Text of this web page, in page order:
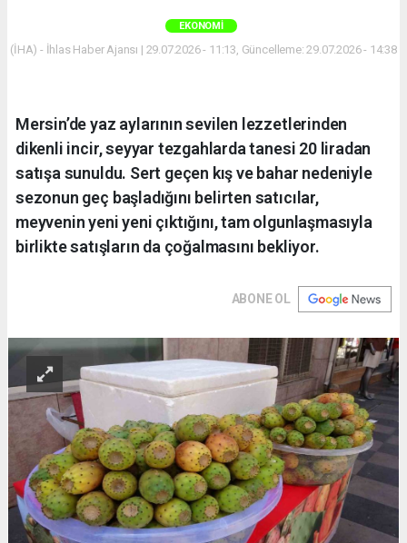
EKONOMI
(İHA) - İhlas Haber Ajansı | 29.07.2026 - 11:13, Güncelleme: 29.07.2026 - 14:38
Mersin’de yaz aylarının sevilen lezzetlerinden
dikenli incir, seyyar tezgahlarda tanesi 20 liradan
satışa sunuldu. Sert geçen kış ve bahar nedeniyle
sezonun geç başladığını belirten satıcılar,
meyvenin yeni yeni çıktığını, tam olgunlaşmasıyla
birlikte satışların da çoğalmasını bekliyor.
ABONE OL